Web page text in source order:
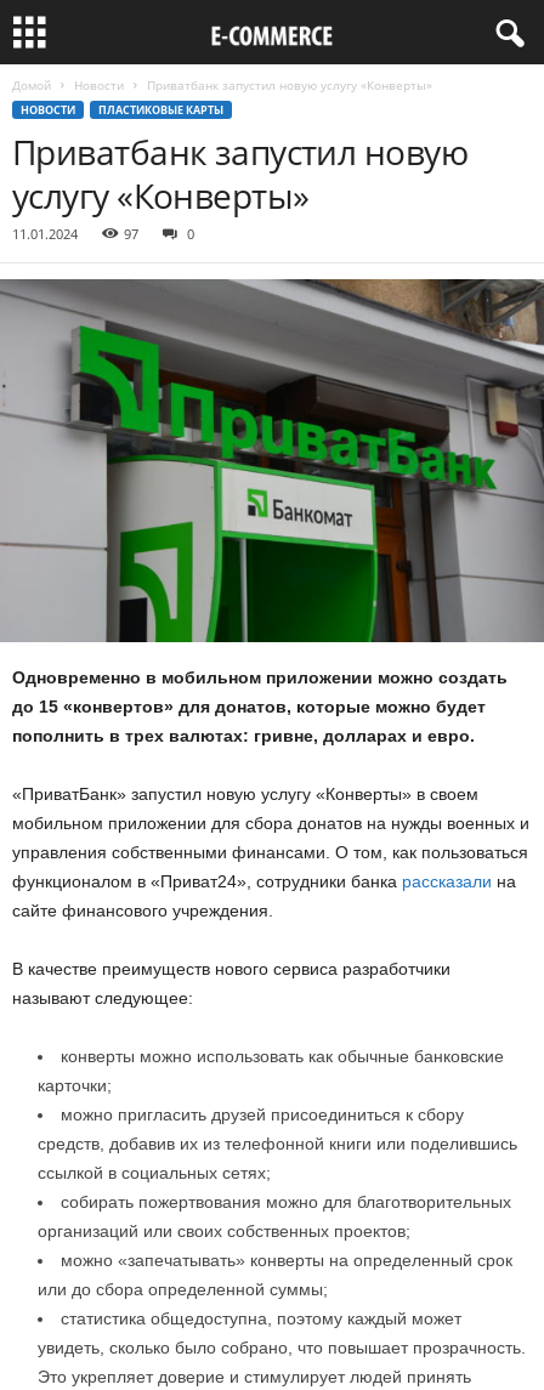
Домой Новости Приватбанк запустил новую услугу «Конверты»
НОВОСТИ ПЛАСТИКОВЫЕ КАРТЫ
Приватбанк запустил новую
услугу «Конверты»
11.01.2024 97 0
Одновременно в мобильном приложении можно создать
до 15 «конвертов» для донатов, которые можно будет
пополнить в трех валютах: гривне, долларах и евро.
«ПриватБанк» запустил новую услугу «Конверты» в своем
мобильном приложении для сбора донатов на нужды военных и
управления собственными финансами. О том, как пользоваться
функционалом в «Приват24», сотрудники банка рассказали на
сайте финансового учреждения.
В качестве преимуществ нового сервиса разработчики
называют следующее:
конверты можно использовать как обычные банковские
карточки;
можно пригласить друзей присоединиться к сбору
средств, добавив их из телефонной книги или поделившись
ссылкой в социальных сетях;
собирать пожертвования можно для благотворительных
организаций или своих собственных проектов;
можно «запечатывать» конверты на определенный срок
или до сбора определенной суммы;
статистика общедоступна, поэтому каждый может
увидеть, сколько было собрано, что повышает прозрачность.
Это укрепляет доверие и стимулирует людей принять